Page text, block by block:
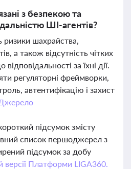
з безпекою та
ШІ-агентів?
шахрайства,
а також відсутність чітких
за їхні дії.
регуляторні фреймворки,
автентифікацію і захист
підсумок змісту
список першоджерел з
підсумок за добу
версії Платформи LIGA360.